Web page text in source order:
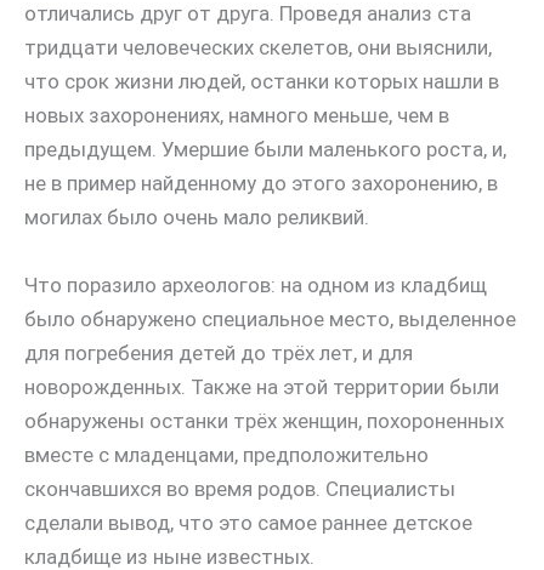
отличались друг от друга. Проведя анализ ста
тридцати человеческих скелетов, они выяснили,
что срок жизни людей, останки которых нашли в
новых захоронениях, намного меньше, чем в
предыдущем. Умершие были маленького роста, и,
не в пример найденному до этого захоронению, в
могилах было очень мало реликвий.
Что поразило археологов: на одном из кладбищ
было обнаружено специальное место, выделенное
для погребения детей до трёх лет, и для
новорожденных. Также на этой территории были
обнаружены останки трёх женщин, похороненных
вместе с младенцами, предположительно
скончавшихся во время родов. Специалисты
сделали вывод, что это самое раннее детское
кладбище из ныне известных.